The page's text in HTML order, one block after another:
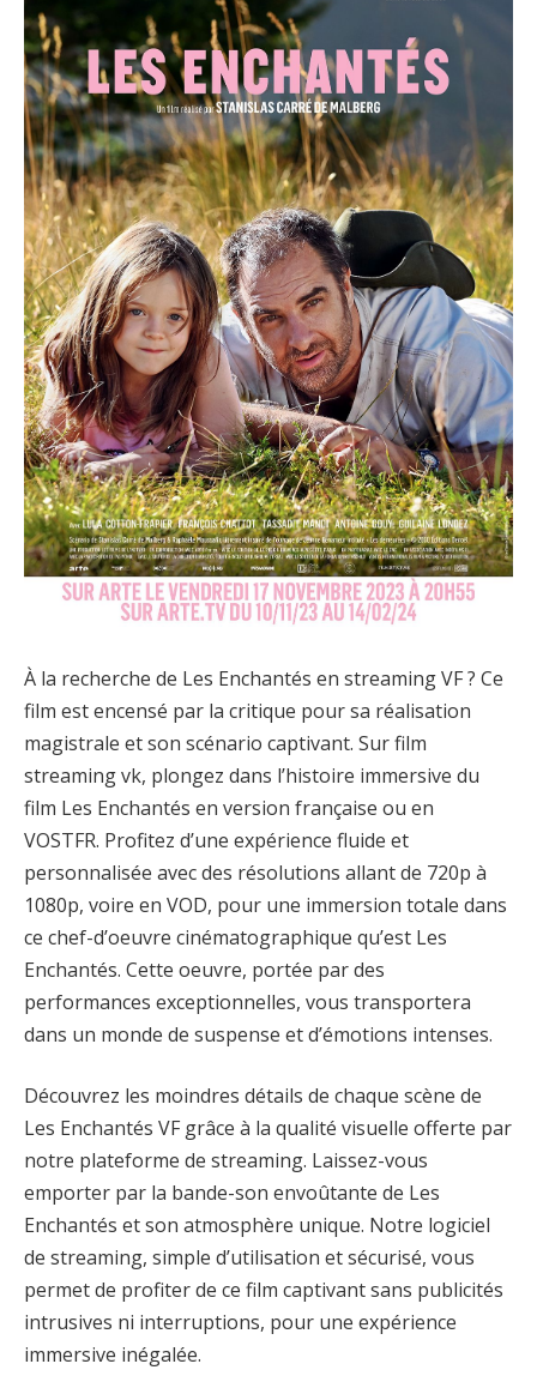
À la recherche de Les Enchantés en streaming VF ? Ce
film est encensé par la critique pour sa réalisation
magistrale et son scénario captivant. Sur film
streaming vk, plongez dans l’histoire immersive du
film Les Enchantés en version française ou en
VOSTFR. Profitez d’une expérience fluide et
personnalisée avec des résolutions allant de 720p à
1080p, voire en VOD, pour une immersion totale dans
ce chef-d’oeuvre cinématographique qu’est Les
Enchantés. Cette oeuvre, portée par des
performances exceptionnelles, vous transportera
dans un monde de suspense et d’émotions intenses.
Découvrez les moindres détails de chaque scène de
Les Enchantés VF grâce à la qualité visuelle offerte par
notre plateforme de streaming. Laissez-vous
emporter par la bande-son envoûtante de Les
Enchantés et son atmosphère unique. Notre logiciel
de streaming, simple d’utilisation et sécurisé, vous
permet de profiter de ce film captivant sans publicités
intrusives ni interruptions, pour une expérience
immersive inégalée.